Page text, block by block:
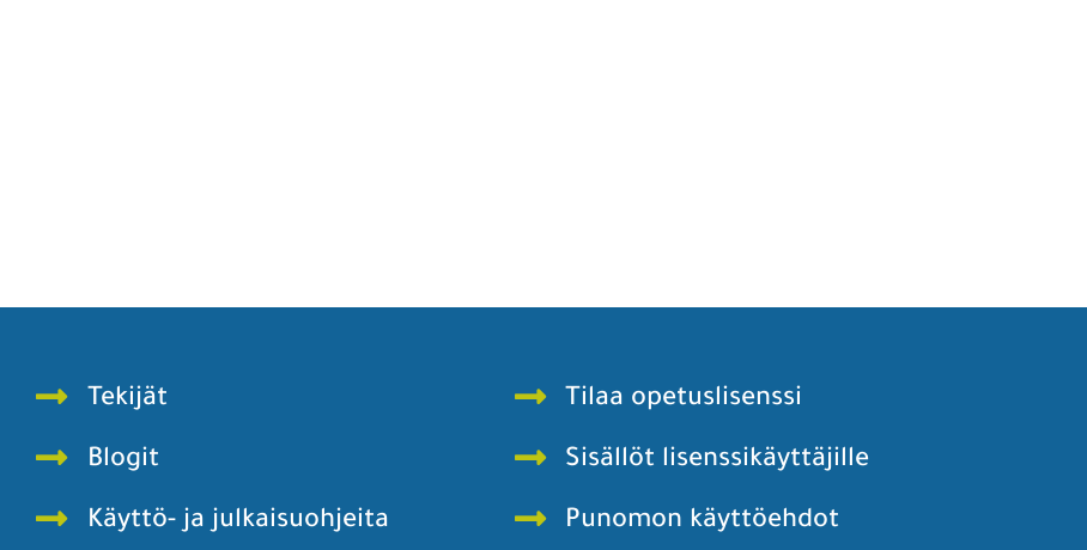
Tekijät
Blogit
Käyttö- ja julkaisuohjeita
Tilaa opetuslisenssi
Sisällöt lisenssikäyttäjille
Punomon käyttöehdot